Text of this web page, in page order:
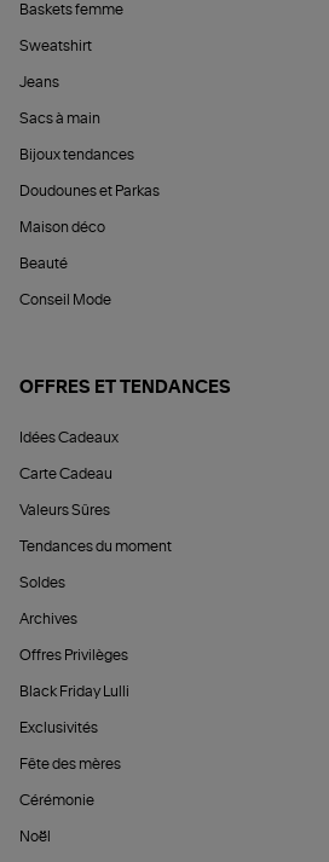
Baskets femme
Sweatshirt
Jeans
Sacs à main
Bijoux tendances
Doudounes et Parkas
Maison déco
Beauté
Conseil Mode
OFFRES ET TENDANCES
Idées Cadeaux
Carte Cadeau
Valeurs Sûres
Tendances du moment
Soldes
Archives
Offres Privilèges
Black Friday Lulli
Exclusivités
Fête des mères
Cérémonie
Noël